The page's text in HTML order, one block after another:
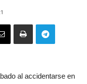
al accidentarse en